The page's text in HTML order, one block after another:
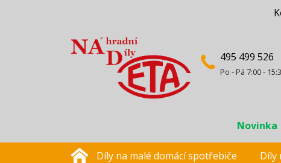
495 499 526
Po - Pá 7:00 -
Novinka
Díly na malé domácí spotřebiče Díly